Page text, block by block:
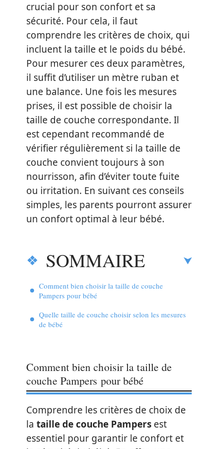
crucial pour son confort et sa
sécurité. Pour cela, il faut
comprendre les critères de choix, qui
incluent la taille et le poids du bébé.
Pour mesurer ces deux paramètres,
il suffit d’utiliser un mètre ruban et
une balance. Une fois les mesures
prises, il est possible de choisir la
taille de couche correspondante. Il
est cependant recommandé de
vérifier régulièrement si la taille de
couche convient toujours à son
nourrisson, afin d’éviter toute fuite
ou irritation. En suivant ces conseils
simples, les parents pourront assurer
un confort optimal à leur bébé.
SOMMAIRE
Comment bien choisir la taille de couche
Pampers pour bébé
Quelle taille de couche choisir selon les mesures
de bébé
Comment bien choisir la taille de
couche Pampers pour bébé
Comprendre les critères de choix de
la taille de couche Pampers est
essentiel pour garantir le confort et